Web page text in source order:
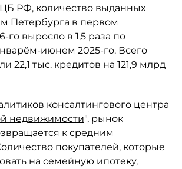
ЦБ РФ, количество выданных
Петербурга в первом
го выросло в 1,5 раза по
июнем 2025-го. Всего
22,1 тыс. кредитов на 121,9 млрд
консалтингового центра
недвижимости", рынок
к средним
покупателей, которые
на семейную ипотеку,